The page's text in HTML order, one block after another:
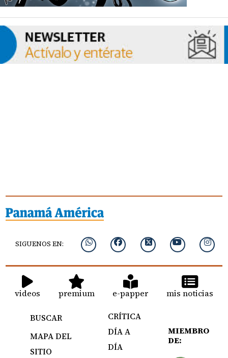
SIGUENOS EN:
videos premium e-papper mis noticias
BUSCAR
MAPA DEL
SITIO
CRÍTICA
DÍA A
DÍA
MIEMBRO
DE: